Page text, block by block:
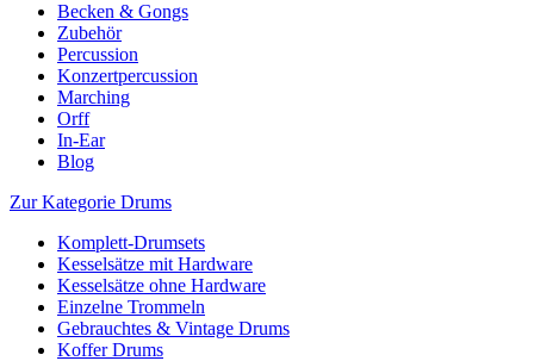
Becken & Gongs
Zubehör
Percussion
Konzertpercussion
Marching
Orff
In-Ear
Blog
Zur Kategorie Drums
Komplett-Drumsets
Kesselsätze mit Hardware
Kesselsätze ohne Hardware
Einzelne Trommeln
Gebrauchtes & Vintage Drums
Koffer Drums